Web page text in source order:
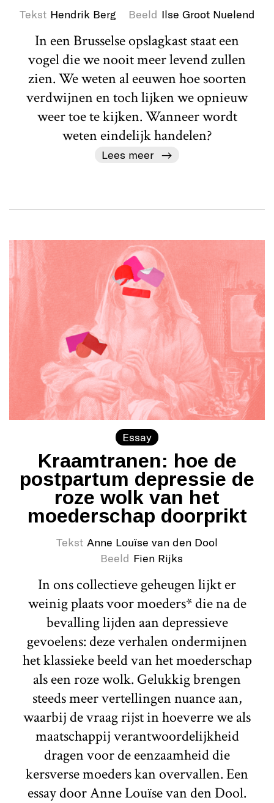
Tekst Hendrik Berg Beeld Ilse Groot Nuelend
In een Brusselse opslagkast staat een
vogel die we nooit meer levend zullen
zien. We weten al eeuwen hoe soorten
verdwijnen en toch lijken we opnieuw
weer toe te kijken. Wanneer wordt
weten eindelijk handelen?
Lees meer
Essay
Kraamtranen: hoe de
postpartum depressie de
roze wolk van het
moederschap doorprikt
Tekst Anne Louïse van den Dool
Beeld Fien Rijks
In ons collectieve geheugen lijkt er
weinig plaats voor moeders* die na de
bevalling lijden aan depressieve
gevoelens: deze verhalen ondermijnen
het klassieke beeld van het moederschap
als een roze wolk. Gelukkig brengen
steeds meer vertellingen nuance aan,
waarbij de vraag rijst in hoeverre we als
maatschappij verantwoordelijkheid
dragen voor de eenzaamheid die
kersverse moeders kan overvallen. Een
essay door Anne Louïse van den Dool.